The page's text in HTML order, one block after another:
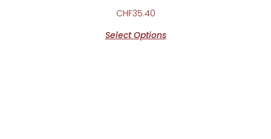
CHF35.40
Select Options